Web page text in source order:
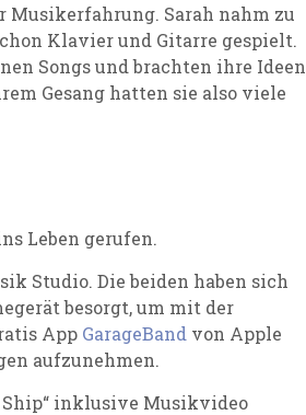
Musikerfahrung. Sarah nahm zu
Klavier und Gitarre gespielt.
Songs und brachten ihre Ideen
Gesang hatten sie also viele
Leben gerufen.
Studio. Die beiden haben sich
besorgt, um mit der
App GarageBand von Apple
aufzunehmen.
Ship“ inklusive Musikvideo